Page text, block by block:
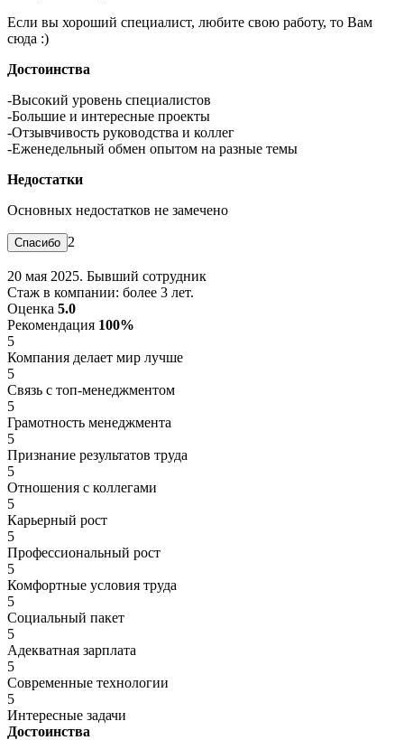
Если вы хороший специалист, любите свою работу, то Вам
сюда :)
Достоинства
-Высокий уровень специалистов
-Большие и интересные проекты
-Отзывчивость руководства и коллег
-Еженедельный обмен опытом на разные темы
Недостатки
Основных недостатков не замечено
2
20 мая 2025. Бывший сотрудник
Стаж в компании: более 3 лет.
Оценка 5.0
Рекомендация 100%
5
Компания делает мир лучше
5
Связь с топ-менеджментом
5
Грамотность менеджмента
5
Признание результатов труда
5
Отношения с коллегами
5
Карьерный рост
5
Профессиональный рост
5
Комфортные условия труда
5
Социальный пакет
5
Адекватная зарплата
5
Современные технологии
5
Интересные задачи
Достоинства